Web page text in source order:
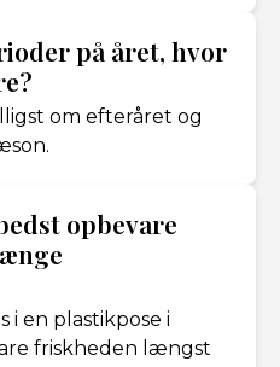
på året, hvor
om efteråret og
opbevare
i en plastikpose i
friskheden længst